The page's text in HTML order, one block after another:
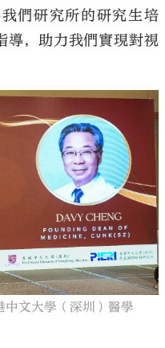
們研究所的研究生培
導，助力我們實現對視
中文大學（深圳）醫學